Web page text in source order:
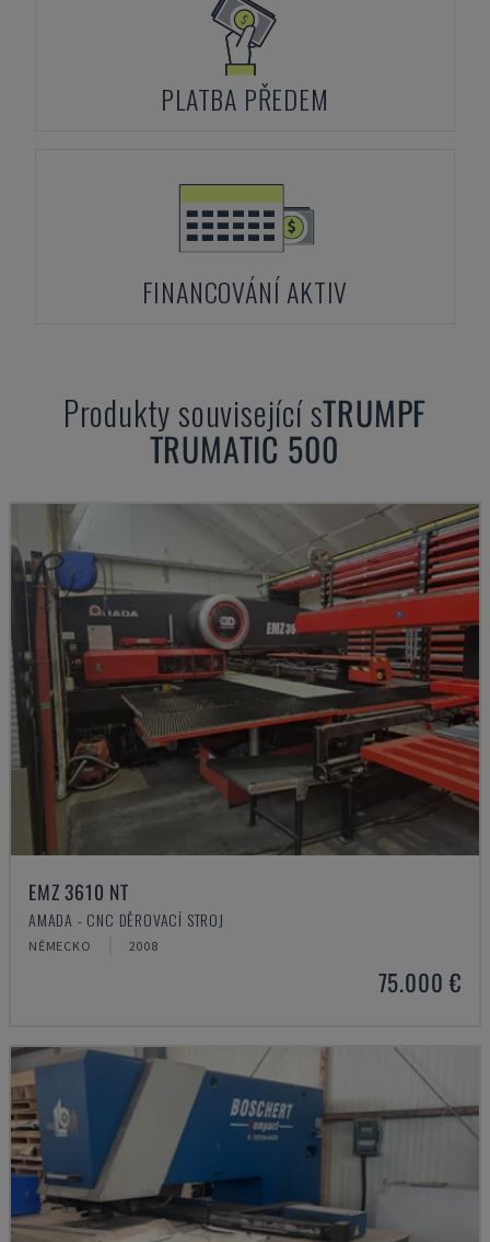
PLATBA PŘEDEM
FINANCOVÁNÍ AKTIV
Produkty související sTRUMPF
TRUMATIC 500
EMZ 3610 NT
AMADA - CNC DĚROVACÍ STROJ
NĚMECKO 2008
75.000 €